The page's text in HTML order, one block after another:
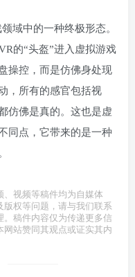
域中的一种终极形态。
的“头盔”进入虚拟游戏
操控，而是仿佛身处现
，所有的感官包括视
仿佛是真的。这也是虚
同点，它带来的是一种
、视频等稿件均为自媒体
版权等问题，请与我们联系
。稿件内容仅为传递更多信
网站赞同其观点或证实其内